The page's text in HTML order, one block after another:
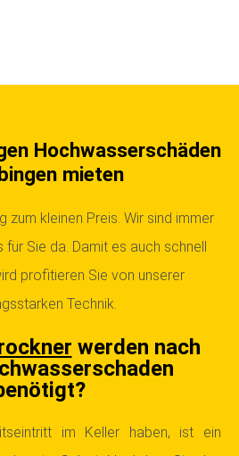
Hochwasserschäden
mieten
zum kleinen Preis. Wir sind immer
Sie da. Damit es auch schnell
profitieren Sie von unserer
Technik.
werden nach
im Keller haben, ist ein